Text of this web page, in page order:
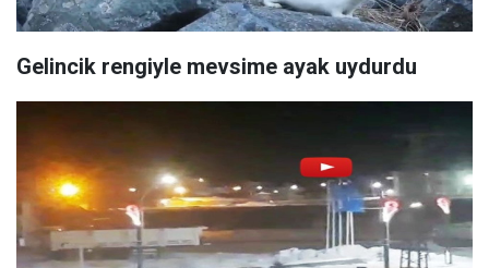
Gelincik rengiyle mevsime ayak uydurdu